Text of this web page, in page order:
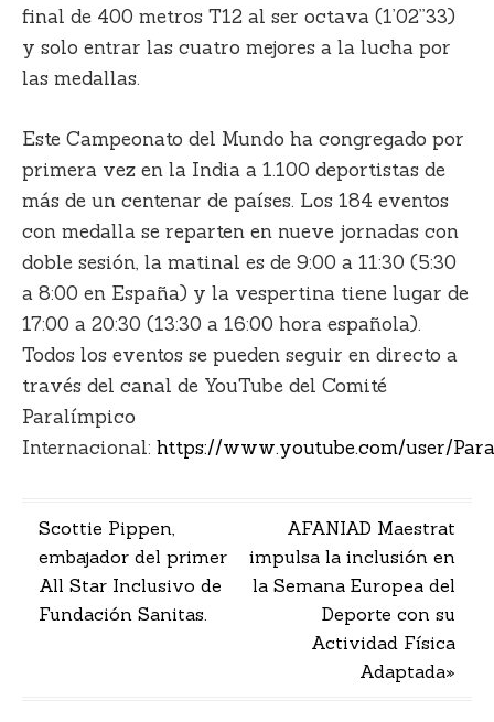
final de 400 metros T12 al ser octava (1’02”33)
y solo entrar las cuatro mejores a la lucha por
las medallas.
Este Campeonato del Mundo ha congregado por
primera vez en la India a 1.100 deportistas de
más de un centenar de países. Los 184 eventos
con medalla se reparten en nueve jornadas con
doble sesión, la matinal es de 9:00 a 11:30 (5:30
a 8:00 en España) y la vespertina tiene lugar de
17:00 a 20:30 (13:30 a 16:00 hora española).
Todos los eventos se pueden seguir en directo a
través del canal de YouTube del Comité
Paralímpico
Internacional: https://www.youtube.com/user/
Navegación
de
entradas
Scottie Pippen,
embajador del primer
All Star Inclusivo de
Fundación Sanitas.
AFANIAD Maestrat
impulsa la inclusión en
la Semana Europea del
Deporte con su
Actividad Física
Adaptada»